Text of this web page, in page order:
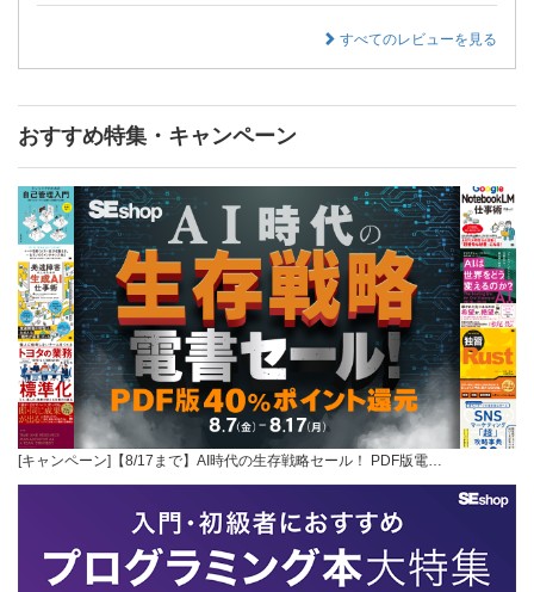
すべてのレビューを見る
おすすめ特集・キャンペーン
[キャンペーン]【8/17まで】AI時代の生存戦略セール！ PDF版電…